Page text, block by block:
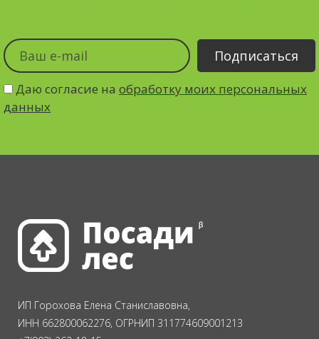
Даю согласие на обработку моих персональных
данных
ИП Горохова Елена Станиславовна,
ИНН 662800062276, ОГРНИП 311774609001213